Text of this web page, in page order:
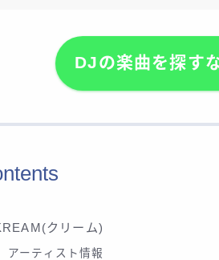
DJの楽曲を探す
クリーム)
アーティスト情報